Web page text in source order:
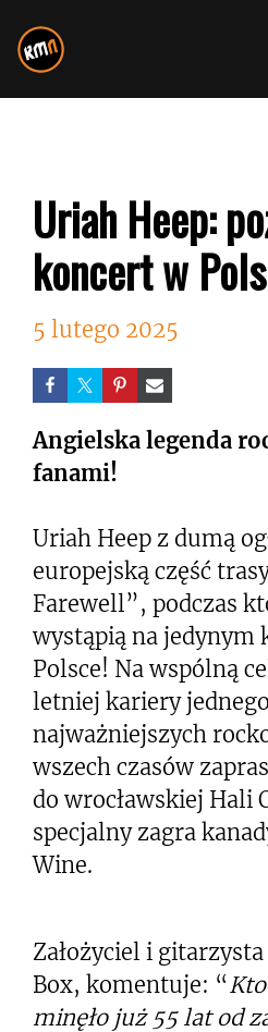
do
treści
Uriah Heep:
koncert w
5 lutego 2025
Angielska legenda
fanami!
Uriah Heep z dumą
europejską część
Farewell”, podczas
wystąpią na jedynym
Polsce! Na wspólną
letniej kariery
najważniejszych
wszech czasów
do wrocławskiej Hali
specjalny zagra
Wine.
Założyciel i
Box, komentuje: “
minęło już 55 lat od